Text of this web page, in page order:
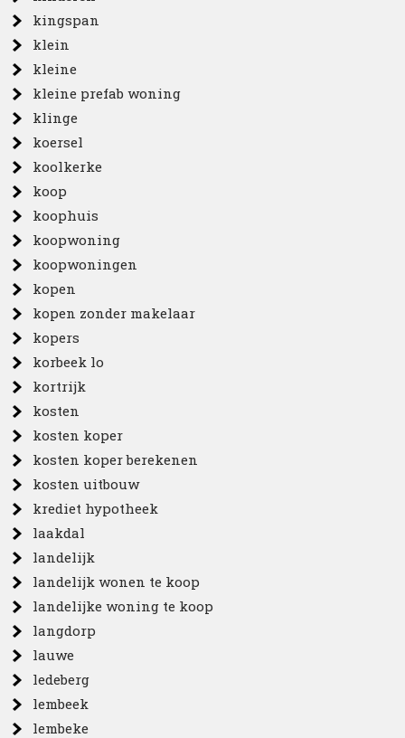
kingspan
klein
kleine
kleine prefab woning
klinge
koersel
koolkerke
koop
koophuis
koopwoning
koopwoningen
kopen
kopen zonder makelaar
kopers
korbeek lo
kortrijk
kosten
kosten koper
kosten koper berekenen
kosten uitbouw
krediet hypotheek
laakdal
landelijk
landelijk wonen te koop
landelijke woning te koop
langdorp
lauwe
ledeberg
lembeek
lembeke